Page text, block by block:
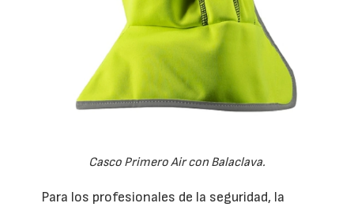
Casco Primero Air con Balaclava.
Para los profesionales de la seguridad, la